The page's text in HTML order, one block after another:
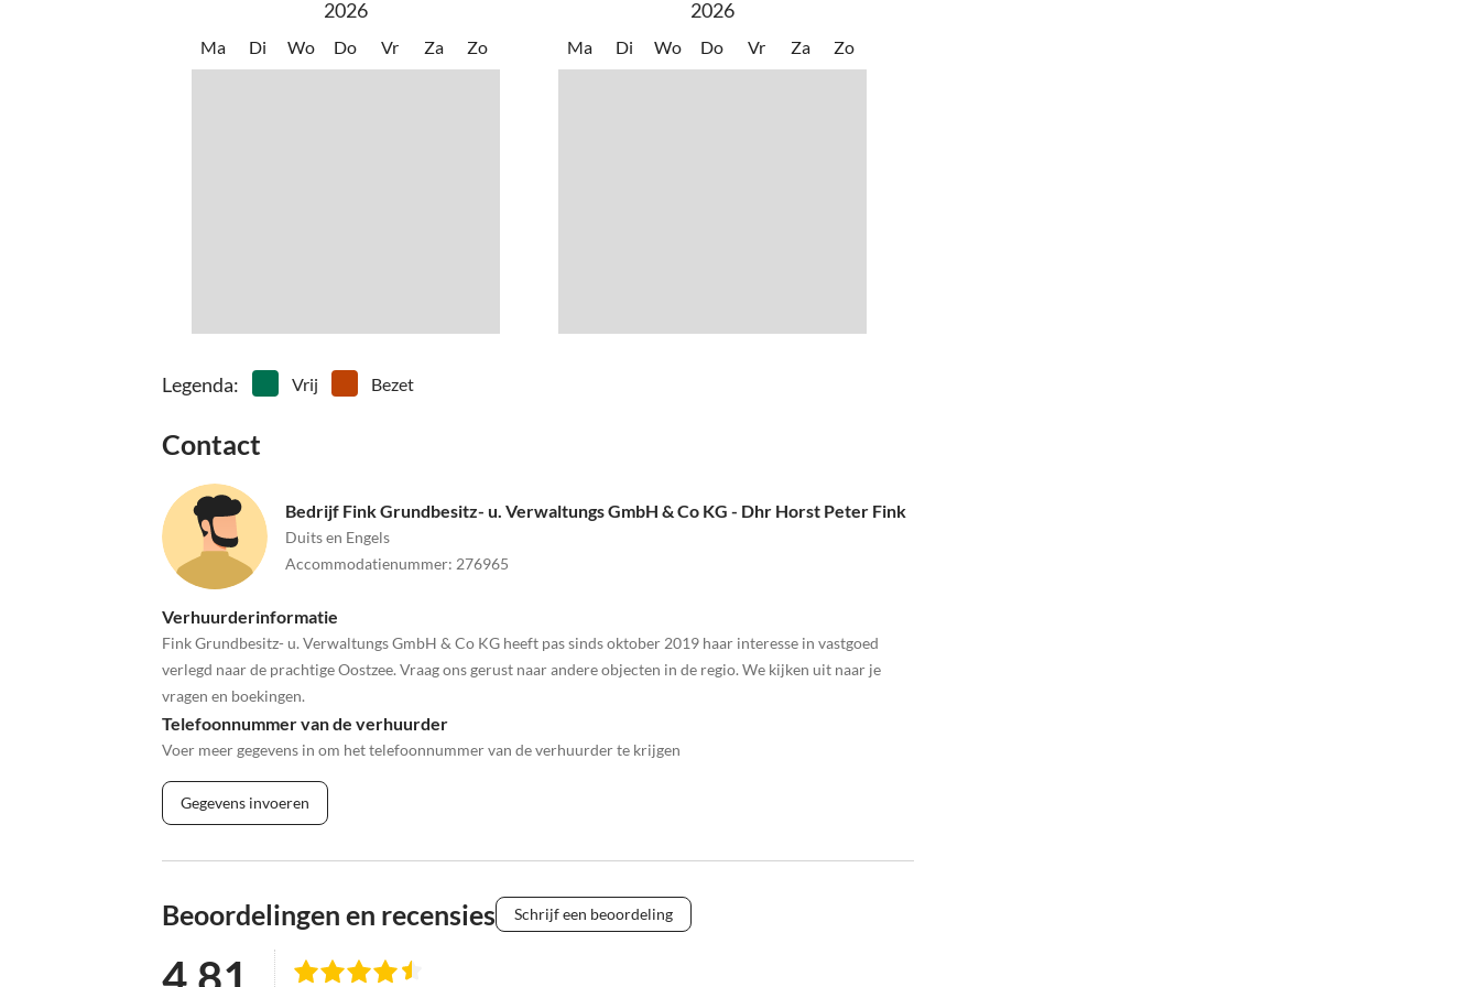
2026
Ma Di Wo Do Vr Za Zo
2026
Ma Di Wo Do Vr Za Zo
Legenda: Vrij Bezet
Contact
Bedrijf Fink Grundbesitz- u. Verwaltungs GmbH & Co KG - Dhr Horst Peter Fink
Duits en Engels
Accommodatienummer: 276965
Verhuurderinformatie
Fink Grundbesitz- u. Verwaltungs GmbH & Co KG heeft pas sinds oktober 2019 haar interesse in vastgoed
verlegd naar de prachtige Oostzee. Vraag ons gerust naar andere objecten in de regio. We kijken uit naar je
vragen en boekingen.
Telefoonnummer van de verhuurder
Voer meer gegevens in om het telefoonnummer van de verhuurder te krijgen
Gegevens invoeren
Beoordelingen en recensies Schrijf een beoordeling